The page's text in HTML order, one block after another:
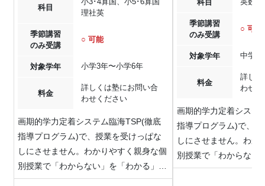
科目
理社英
季節講習
のみ受講
○ 可能
対象学年 小学3年〜小学6年
料金
詳しくは塾にお問い合
わせください
画期的学力定着システム臨海TSP(徹底
指導プログラム)で、授業を受けっぱな
しにさせません。わかりやすく親身な個
別授業で「わからない」を「わかる」
へ、臨海TS…
科目
季節講習
のみ受講
○ 可能
対象学年 中学1
料金
詳しく
わせ
画期的学力定着システ
指導プログラム)で、
しにさせません。わか
別授業で「わからない
へ、臨海TS…